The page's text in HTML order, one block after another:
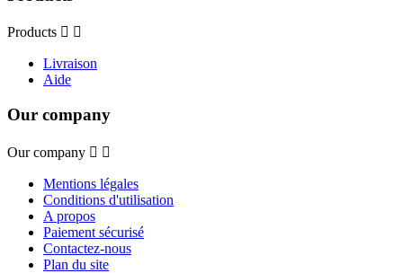
Products  
Livraison
Aide
Our company
Our company  
Mentions légales
Conditions d'utilisation
A propos
Paiement sécurisé
Contactez-nous
Plan du site